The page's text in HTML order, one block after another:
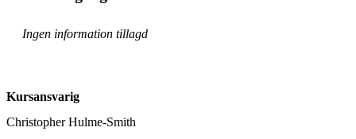
Ingen information tillagd
Kursansvarig
Christopher Hulme-Smith